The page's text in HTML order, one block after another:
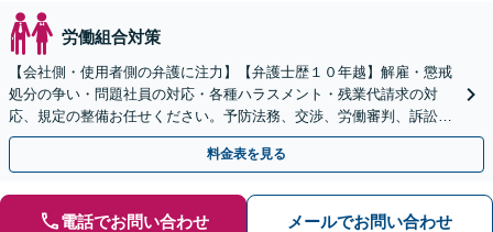
労働組合対策
【会社側・使用者側の弁護に注力】【弁護士歴１０年越】解雇・懲戒
処分の争い・問題社員の対応・各種ハラスメント・残業代請求の対
応、規定の整備お任せください。予防法務、交渉、労働審判、訴訟の
各段階に迅速に対応いたします！
料金表を見る
電話でお問い合わせ メールでお問い合わせ